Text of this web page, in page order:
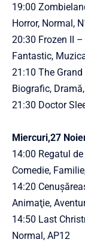
19:00
Horror, Normal,
20:30 Frozen II
Fantastic,
21:10 The
Biografic,
21:30 Doctor
Miercuri,27
14:00 Regatul
Comedie,
14:20
Animaţie,
14:50 Last
Normal, AP12